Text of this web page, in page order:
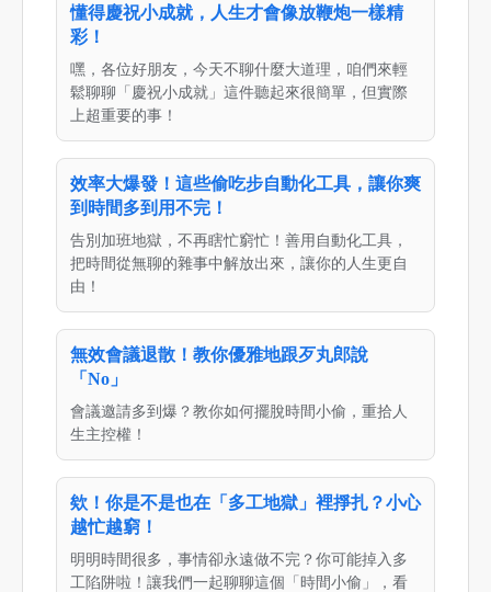
懂得慶祝小成就，人生才會像放鞭炮一樣精
彩！
嘿，各位好朋友，今天不聊什麼大道理，咱們來輕
鬆聊聊「慶祝小成就」這件聽起來很簡單，但實際
上超重要的事！
效率大爆發！這些偷吃步自動化工具，讓你爽
到時間多到用不完！
告別加班地獄，不再瞎忙窮忙！善用自動化工具，
把時間從無聊的雜事中解放出來，讓你的人生更自
由！
無效會議退散！教你優雅地跟歹丸郎說
「No」
會議邀請多到爆？教你如何擺脫時間小偷，重拾人
生主控權！
欸！你是不是也在「多工地獄」裡掙扎？小心
越忙越窮！
明明時間很多，事情卻永遠做不完？你可能掉入多
工陷阱啦！讓我們一起聊聊這個「時間小偷」，看